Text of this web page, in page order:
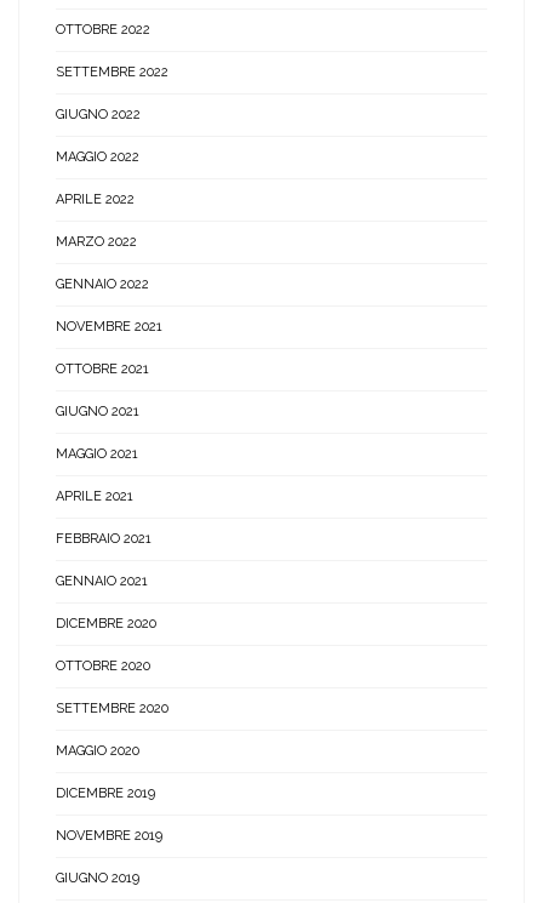
OTTOBRE 2022
SETTEMBRE 2022
GIUGNO 2022
MAGGIO 2022
APRILE 2022
MARZO 2022
GENNAIO 2022
NOVEMBRE 2021
OTTOBRE 2021
GIUGNO 2021
MAGGIO 2021
APRILE 2021
FEBBRAIO 2021
GENNAIO 2021
DICEMBRE 2020
OTTOBRE 2020
SETTEMBRE 2020
MAGGIO 2020
DICEMBRE 2019
NOVEMBRE 2019
GIUGNO 2019